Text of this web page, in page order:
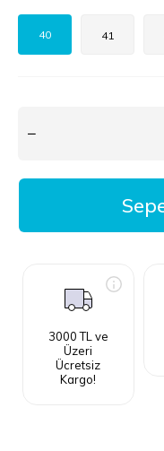
40 41
3000 TL ve
Üzeri
Ücretsiz
Kargo!